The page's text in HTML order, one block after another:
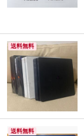
送料無料
送料無料